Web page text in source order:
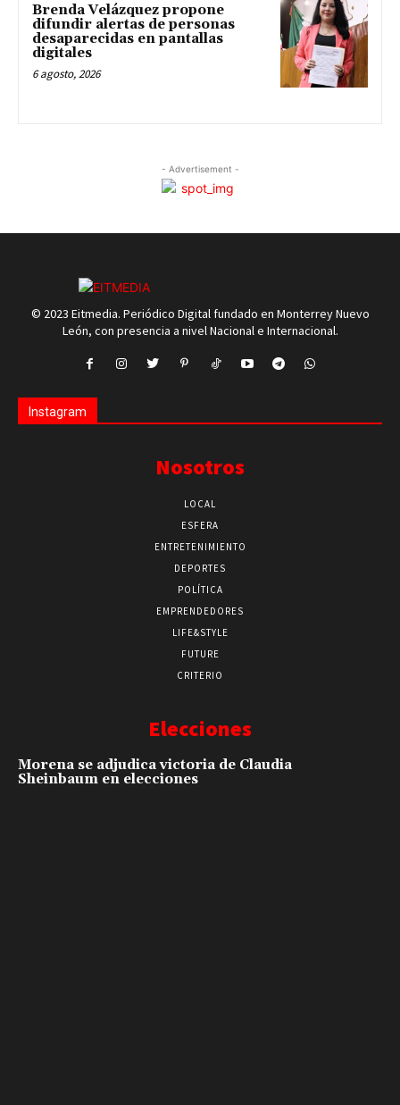
Brenda Velázquez propone
difundir alertas de personas
desaparecidas en pantallas
digitales
6 agosto, 2026
- Advertisement -
© 2023 Eitmedia. Periódico Digital fundado en Monterrey Nuevo
León, con presencia a nivel Nacional e Internacional.
Instagram
Nosotros
LOCAL
ESFERA
ENTRETENIMIENTO
DEPORTES
POLÍTICA
EMPRENDEDORES
LIFE&STYLE
FUTURE
CRITERIO
Elecciones
Morena se adjudica victoria de Claudia
Sheinbaum en elecciones